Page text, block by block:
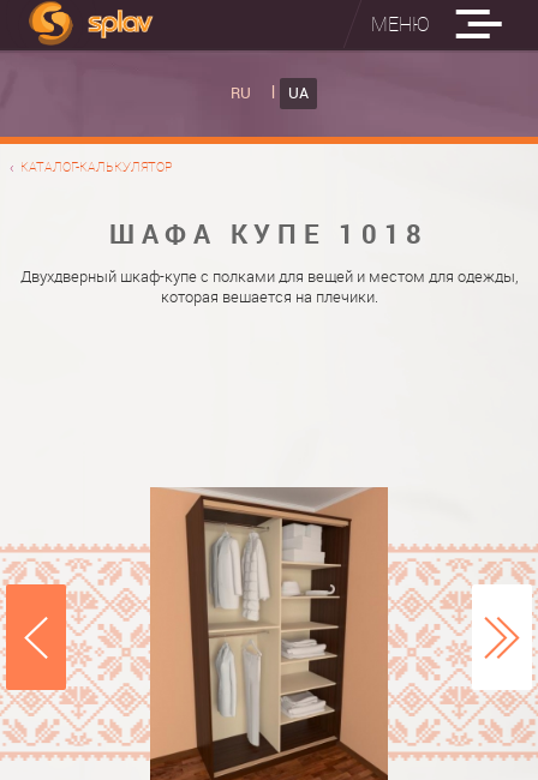
МЕНЮ
RU UA
КАТАЛОГ-КАЛЬКУЛЯТОР
ШАФА КУПЕ 1018
Двухдверный шкаф-купе с полками для вещей и местом для одежды,
которая вешается на плечики.
ВБУДОВАНІ ПРАСУВАЛЬНІ ДОШКИ
НАСТІННА ПРАСУВАЛЬНА ДОШКА "РУСАЛКА"
ФОТО ШАФ КУПЕ
МАТЕРІАЛИ
ФУРНІТУРА
ПРО НАС